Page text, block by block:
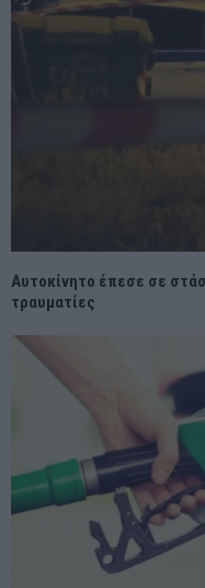
Αυτοκίνητο έπεσε σε
τραυματίες